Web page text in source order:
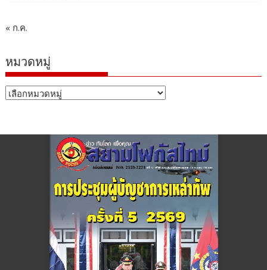
« ก.ค.
หมวดหมู่
หมวด